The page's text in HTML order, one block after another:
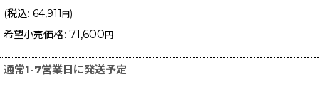
(税込: 64,911円)
希望小売価格: 71,600 円
通常1-7営業日に発送予定